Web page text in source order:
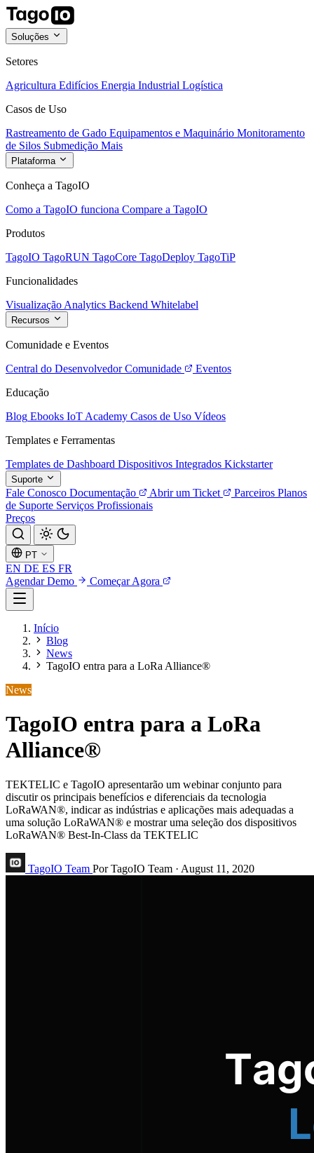
Soluções
Setores
Agricultura Edifícios Energia Industrial Logística
Casos de Uso
Rastreamento de Gado Equipamentos e Maquinário Monitoramento
de Silos Submedição Mais
Plataforma
Conheça a TagoIO
Como a TagoIO funciona Compare a TagoIO
Produtos
TagoIO TagoRUN TagoCore TagoDeploy TagoTiP
Funcionalidades
Visualização Analytics Backend Whitelabel
Recursos
Comunidade e Eventos
Central do Desenvolvedor Comunidade
Eventos
Educação
Blog Ebooks IoT Academy Casos de Uso Vídeos
Templates e Ferramentas
Templates de Dashboard Dispositivos Integrados Kickstarter
Suporte
Fale Conosco Documentação Abrir um Ticket Parceiros Planos
de Suporte Serviços Profissionais
Preços
PT
EN DE ES FR
Agendar Demo
Começar Agora
Início
Blog
News
TagoIO entra para a LoRa Alliance®
News
TagoIO entra para a LoRa
Alliance®
TEKTELIC e TagoIO apresentarão um webinar conjunto para
discutir os principais benefícios e diferenciais da tecnologia
LoRaWAN®, indicar as indústrias e aplicações mais adequadas a
uma solução LoRaWAN® e mostrar uma seleção dos dispositivos
LoRaWAN® Best-In-Class da TEKTELIC
TagoIO Team Por TagoIO Team · August 11, 2020